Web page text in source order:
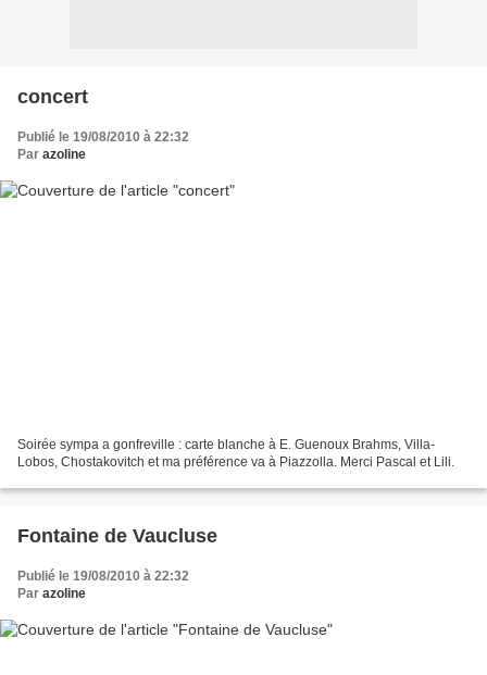
concert
Publié le 19/08/2010 à 22:32
Par azoline
Soirée sympa a gonfreville : carte blanche à E. Guenoux Brahms, Villa-
Lobos, Chostakovitch et ma préférence va à Piazzolla. Merci Pascal et Lili.
Fontaine de Vaucluse
Publié le 19/08/2010 à 22:32
Par azoline